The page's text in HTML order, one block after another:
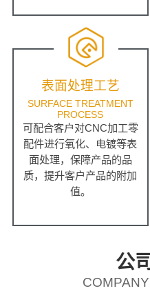
表面处理工艺
SURFACE TREATMENT
PROCESS
可配合客户对CNC加工零
配件进行氧化、电镀等表
面处理，保障产品的品
质，提升客户产品的附加
值。
公